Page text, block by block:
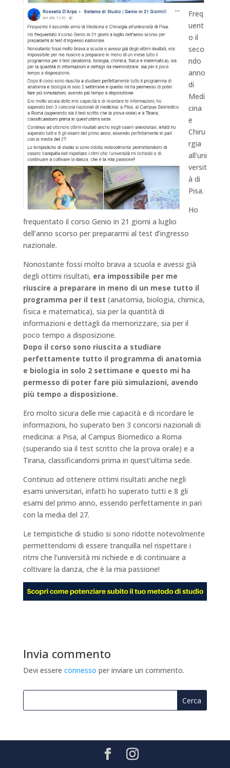
Freq
uent
o il
seco
ndo
anno
di
Medi
cina
e
Chiru
rgia
all’uni
versit
à di
Pisa.
Ho
frequentato il corso Genio in 21 giorni a luglio
dell’anno scorso per prepararmi al test d’ingresso
nazionale.
Nonostante fossi molto brava a scuola e avessi già
degli ottimi risultati, era impossibile per me
riuscire a preparare in meno di un mese tutto il
programma per il test (anatomia, biologia, chimica,
fisica e matematica), sia per la quantità di
informazioni e dettagli da memorizzare, sia per il
poco tempo a disposizione.
Dopo il corso sono riuscita a studiare
perfettamente tutto il programma di anatomia
e biologia in solo 2 settimane e questo mi ha
permesso di poter fare più simulazioni, avendo
più tempo a disposizione.
Ero molto sicura delle mie capacità e di ricordare le
informazioni, ho superato ben 3 concorsi nazionali di
medicina: a Pisa, al Campus Biomedico a Roma
(superando sia il test scritto che la prova orale) e a
Tirana, classificandomi prima in quest’ultima sede.
Continuo ad ottenere ottimi risultati anche negli
esami universitari, infatti ho superato tutti e 8 gli
esami del primo anno, essendo perfettamente in pari
con la media del 27.
Le tempistiche di studio si sono ridotte notevolmente
permettendomi di essere tranquilla nel rispettare i
ritmi che l’università mi richiede e di continuare a
coltivare la danza, che è la mia passione!
Invia commento
Devi essere connesso per inviare un commento.